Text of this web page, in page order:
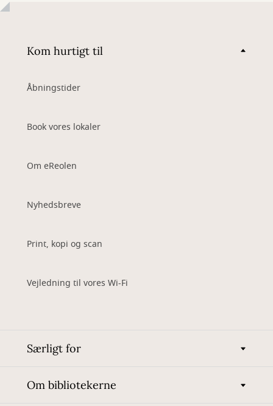
Kom hurtigt til
Åbningstider
Book vores lokaler
Om eReolen
Nyhedsbreve
Print, kopi og scan
Vejledning til vores Wi-Fi
Særligt for
Om bibliotekerne